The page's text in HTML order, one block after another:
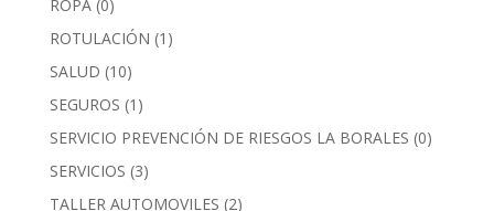
ROPA(0)
ROTULACIÓN (1)
SALUD (10)
SEGUROS (1)
SERVICIO PREVENCIÓN DE RIESGOS LA BORALES (0)
SERVICIOS (3)
TALLER AUTOMOVILES (2)